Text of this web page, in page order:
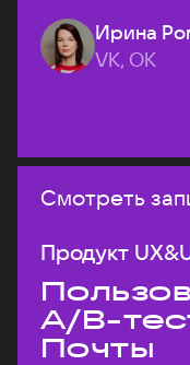
Ирина
VK, ОК
Смотреть
Продукт
A/B-
Почты